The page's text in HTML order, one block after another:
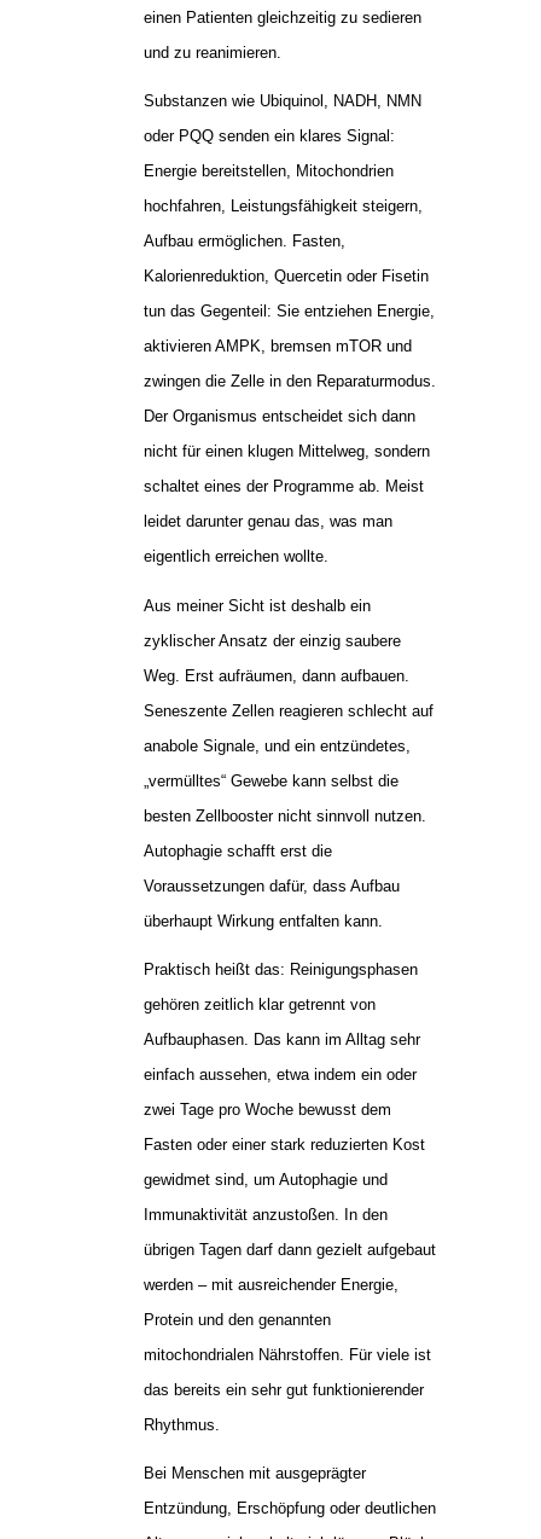
einen Patienten gleichzeitig zu sedieren
und zu reanimieren.
Substanzen wie Ubiquinol, NADH, NMN
oder PQQ senden ein klares Signal:
Energie bereitstellen, Mitochondrien
hochfahren, Leistungsfähigkeit steigern,
Aufbau ermöglichen. Fasten,
Kalorienreduktion, Quercetin oder Fisetin
tun das Gegenteil: Sie entziehen Energie,
aktivieren AMPK, bremsen mTOR und
zwingen die Zelle in den Reparaturmodus.
Der Organismus entscheidet sich dann
nicht für einen klugen Mittelweg, sondern
schaltet eines der Programme ab. Meist
leidet darunter genau das, was man
eigentlich erreichen wollte.
Aus meiner Sicht ist deshalb ein
zyklischer Ansatz der einzig saubere
Weg. Erst aufräumen, dann aufbauen.
Seneszente Zellen reagieren schlecht auf
anabole Signale, und ein entzündetes,
„vermülltes“ Gewebe kann selbst die
besten Zellbooster nicht sinnvoll nutzen.
Autophagie schafft erst die
Voraussetzungen dafür, dass Aufbau
überhaupt Wirkung entfalten kann.
Praktisch heißt das: Reinigungsphasen
gehören zeitlich klar getrennt von
Aufbauphasen. Das kann im Alltag sehr
einfach aussehen, etwa indem ein oder
zwei Tage pro Woche bewusst dem
Fasten oder einer stark reduzierten Kost
gewidmet sind, um Autophagie und
Immunaktivität anzustoßen. In den
übrigen Tagen darf dann gezielt aufgebaut
werden – mit ausreichender Energie,
Protein und den genannten
mitochondrialen Nährstoffen. Für viele ist
das bereits ein sehr gut funktionierender
Rhythmus.
Bei Menschen mit ausgeprägter
Entzündung, Erschöpfung oder deutlichen